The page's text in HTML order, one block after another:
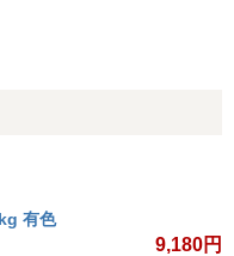
有色
9,180円